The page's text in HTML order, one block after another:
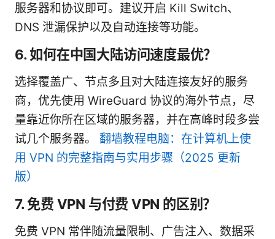
服务器和协议即可。建议开启 Kill Switch、
DNS 泄漏保护以及自动连接等功能。
6. 如何在中国大陆访问速度最优？
选择覆盖广、节点多且对大陆连接友好的服务
商，优先使用 WireGuard 协议的海外节点，尽
量靠近你所在区域的服务器，并在高峰时段多尝
试几个服务器。 翻墙教程电脑：在计算机上使
用 VPN 的完整指南与实用步骤（2025 更新
版）
7. 免费 VPN 与付费 VPN 的区别？
免费 VPN 常伴随流量限制、广告注入、数据采